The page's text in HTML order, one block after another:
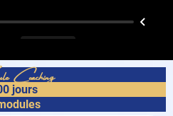
Coaching
jours